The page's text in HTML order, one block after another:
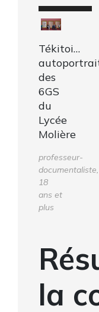
Tékitoi…
des
6GS
du
Lycée
Molière
professeur-
documentaliste,
18
ans et
plus
la